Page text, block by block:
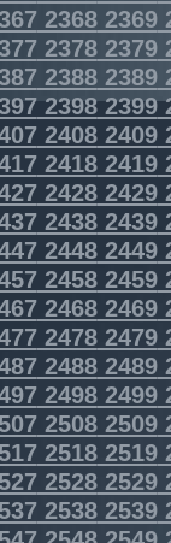
23682369
23782379
23882389
23982399
24082409
24182419
24282429
24382439
24482449
24582459
24682469
24782479
24882489
24982499
25082509
25182519
25282529
25382539